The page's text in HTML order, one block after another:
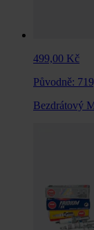
499,00 Kč
Původně:
Bezdrátový